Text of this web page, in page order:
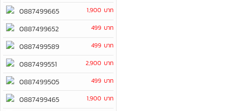
0887499665 1,900 บาท
0887499652 499 บาท
0887499589 499 บาท
0887499551 2,900 บาท
0887499505 499 บาท
0887499465 1,900 บาท